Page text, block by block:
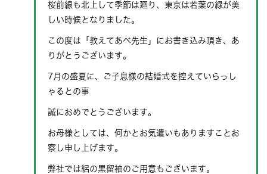
桜前線も北上して季節は廻り、東京は若葉の緑が美
しい時候となりました。
この度は「教えてあべ先生」にお書き込み頂き、あ
りがとうございます。
7月の盛夏に、ご子息様の結婚式を控えていらっし
ゃるとの事
誠におめでとうございます。
お母様としては、何かとお気遣いもありますことお
察し申し上げます。
弊社では絽の黒留袖のご用意もございます。